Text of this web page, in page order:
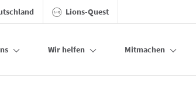
Lions-Quest
Wir helfen Mitmachen